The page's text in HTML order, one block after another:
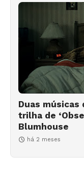
Duas músicas
trilha de
Blumhouse
há 2 meses